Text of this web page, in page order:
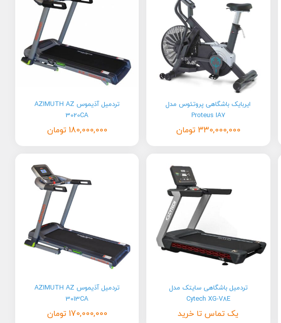
ایربایک باشگاهی پروتئوس مدل
Proteus IA7
330,000,000 تومان
تردمیل آذیموس AZIMUTH AZ
3020CA
180,000,000 تومان
تردمیل باشگاهی سایتک مدل
Cytech XG-V8E
یک تماس تا خرید
تردمیل آذیموس AZIMUTH AZ
3013CA
170,000,000 تومان